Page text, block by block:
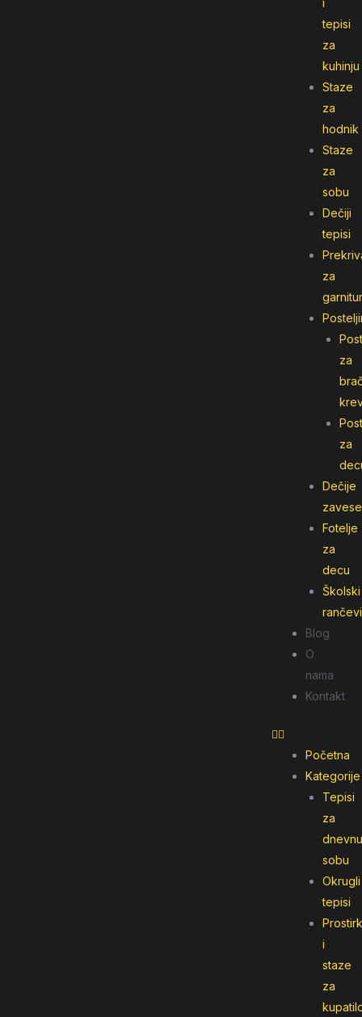
i
tepisi
za
kuhinju
Staze
za
hodnik
Staze
za
sobu
Dečiji
tepisi
za
za
za
Dečije
zavese
Fotelje
za
decu
Školski
rančevi
Blog
O
nama
Kontakt
Početna
Kategorije
Tepisi
za
dnevnu
sobu
Okrugli
tepisi
i
staze
za